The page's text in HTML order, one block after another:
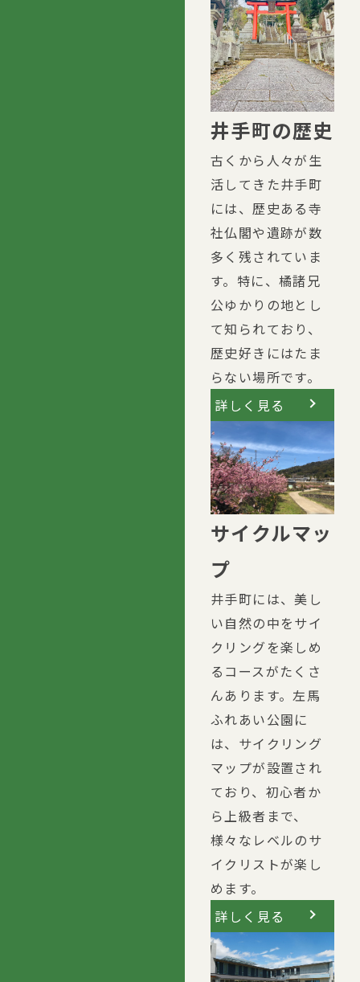
井手町の歴史
古くから人々が生
活してきた井手町
には、歴史ある寺
社仏閣や遺跡が数
多く残されていま
す。特に、橘諸兄
公ゆかりの地とし
て知られており、
歴史好きにはたま
らない場所です。
詳しく見る
サイクルマッ
プ
井手町には、美し
い自然の中をサイ
クリングを楽しめ
るコースがたくさ
んあります。左馬
ふれあい公園に
は、サイクリング
マップが設置され
ており、初心者か
ら上級者まで、
様々なレベルのサ
イクリストが楽し
めます。
詳しく見る